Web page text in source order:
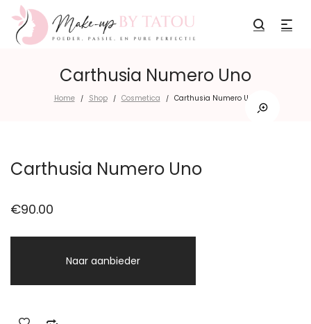
Carthusia Numero Uno
Home / Shop / Cosmetica / Carthusia Numero Uno
Carthusia Numero Uno
€90.00
Naar aanbieder